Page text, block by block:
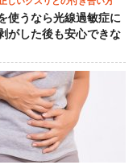
使うなら光線過敏症に
がした後も安心できな